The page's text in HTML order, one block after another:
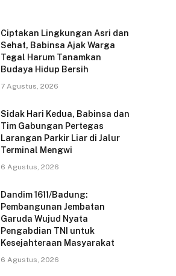
ai ar
e
Ciptakan Lingkungan Asri dan
Sehat, Babinsa Ajak Warga
Tegal Harum Tanamkan
Budaya Hidup Bersih
7 Agustus, 2026
Sidak Hari Kedua, Babinsa dan
Tim Gabungan Pertegas
Larangan Parkir Liar di Jalur
Terminal Mengwi
6 Agustus, 2026
Dandim 1611/Badung:
Pembangunan Jembatan
Garuda Wujud Nyata
Pengabdian TNI untuk
Kesejahteraan Masyarakat
6 Agustus, 2026